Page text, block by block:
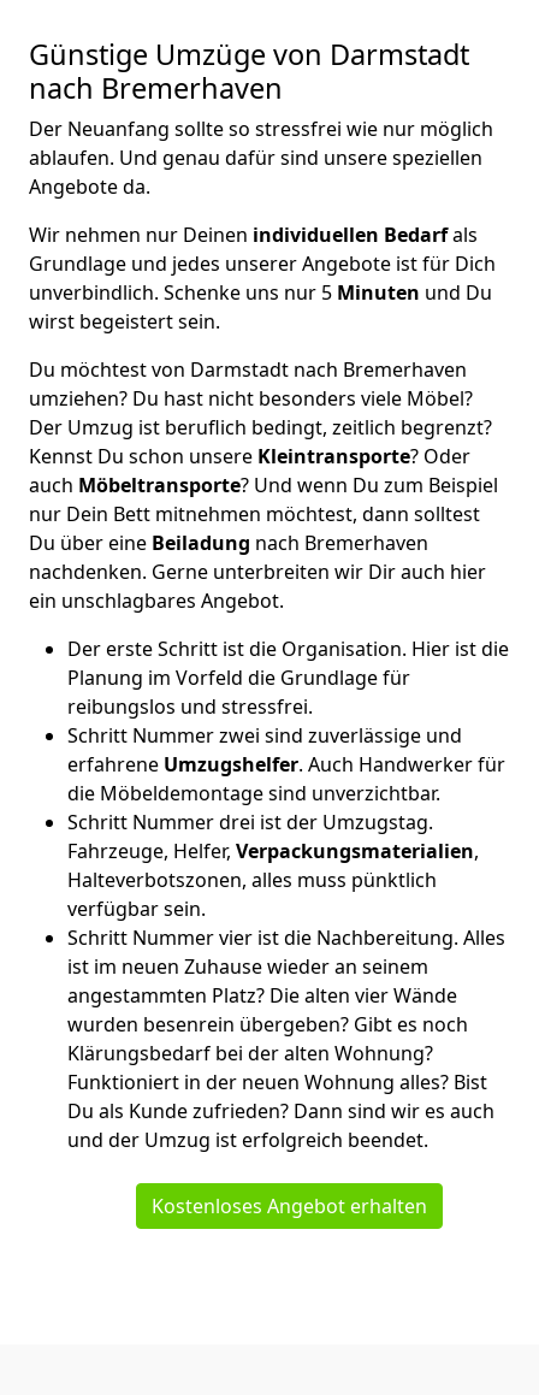
Günstige Umzüge von Darmstadt
nach Bremer­haven
Der Neuanfang sollte so stressfrei wie nur möglich
ablaufen. Und genau dafür sind unsere speziellen
Angebote da.
Wir nehmen nur Deinen individuellen Bedarfals
Grundlage und jedes unserer Angebote ist für Dich
unverbindlich. Schenke uns nur 5 Minuten und Du
wirst begeistert sein.
Du möchtest von Darmstadt nach Bremer­haven
umziehen? Du hast nicht besonders viele Möbel?
Der Umzug ist beruflich bedingt, zeitlich begrenzt?
Kennst Du schon unsere Kleintransporte? Oder
auch Möbeltransporte? Und wenn Du zum Beispiel
nur Dein Bett mitnehmen möchtest, dann solltest
Du über eine Beiladung nach Bremer­haven
nachdenken. Gerne unterbreiten wir Dir auch hier
ein unschlagbares Angebot.
Der erste Schritt ist die Organisation. Hier ist die
Planung im Vorfeld die Grundlage für
reibungslos und stressfrei.
Schritt Nummer zwei sind zuverlässige und
erfahrene Umzugshelfer. Auch Handwerker für
die Möbeldemontage sind unverzichtbar.
Schritt Nummer drei ist der Umzugstag.
Fahrzeuge, Helfer, Verpackungsmaterialien,
Halteverbotszonen, alles muss pünktlich
verfügbar sein.
Schritt Nummer vier ist die Nachbereitung. Alles
ist im neuen Zuhause wieder an seinem
angestammten Platz? Die alten vier Wände
wurden besenrein übergeben? Gibt es noch
Klärungsbedarf bei der alten Wohnung?
Funktioniert in der neuen Wohnung alles? Bist
Du als Kunde zufrieden? Dann sind wir es auch
und der Umzug ist erfolgreich beendet.
Kostenloses Angebot erhalten